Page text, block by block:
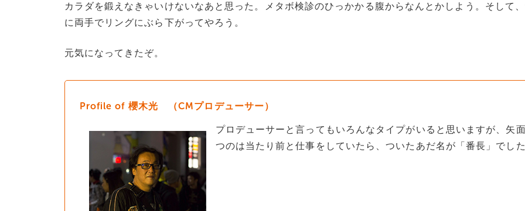
カラダを鍛えなきゃいけないなあと思った。メタボ検診のひっかかる腹からなんとかしよう。そして、
に両手でリングにぶら下がってやろう。
元気になってきたぞ。
Profile of 櫻木光 （CMプロデューサー）
プロデューサーと言ってもいろんなタイプがいると思いますが、矢
つのは当たり前と仕事をしていたら、ついたあだ名が「番長」でした